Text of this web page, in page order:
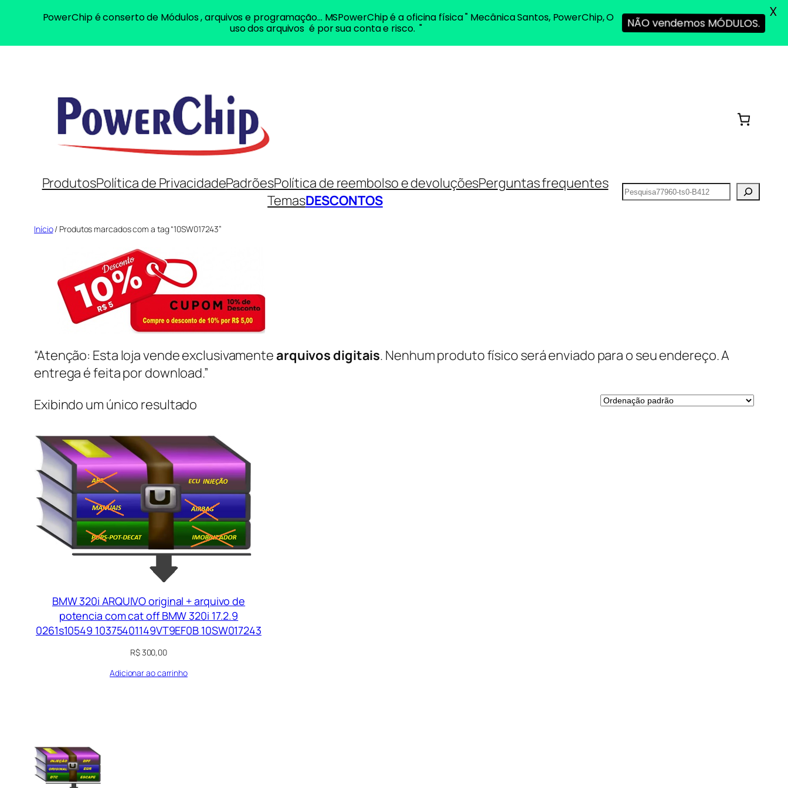
ProdutosPolítica de PrivacidadePadrõesPolítica de reembolso e devoluçõesPerguntas frequentes
TemasDESCONTOS
Pesquisar
Início/ Produtos marcados com a tag “10SW017243”
“Atenção: Esta loja vende exclusivamentearquivos digitais. Nenhum produto físico será enviado para o seu endereço. A
entrega é feita por download.”
Exibindo um único resultado
BMW 320i ARQUIVO original + arquivo de
potencia com cat off BMW 320i 17.2.9
0261s10549 10375401149VT9EF0B 10SW017243
R$300,00
Adicionar ao carrinho
PowerChip é conserto de Módulos , arquivos e programação... MSPowerChip é a oficina física " Mecânica Santos, PowerChip, O
uso dos arquivos é por sua conta e risco. "
NÃO vendemos MÓDULOS.
X